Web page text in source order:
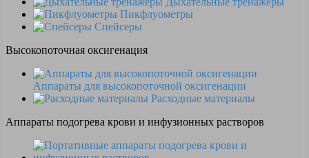
Пикфлуометры
Спейсеры
Высокопоточная оксигенация
Аппараты для высокопоточной оксигенации
Расходные материалы
Аппараты подогрева крови и инфузионных растворов